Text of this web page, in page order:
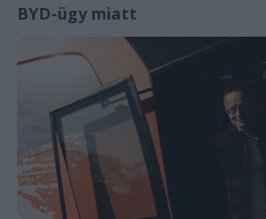
BYD-ügy miatt